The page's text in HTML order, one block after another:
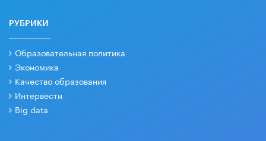
РУБРИКИ
Образовательная политика
Экономика
Качество образования
Интервести
Big data